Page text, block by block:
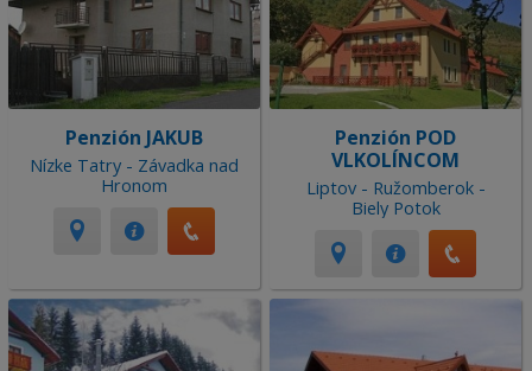
Penzión JAKUB
Nízke Tatry - Závadka nad
Hronom
Penzión POD
VLKOLÍNCOM
Liptov - Ružomberok -
Biely Potok